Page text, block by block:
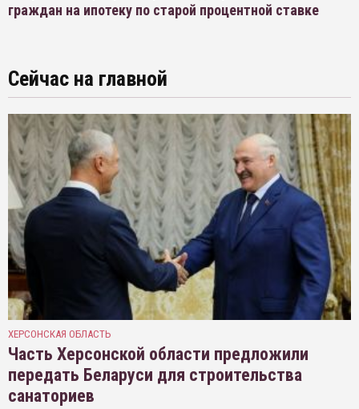
граждан на ипотеку по старой процентной ставке
Сейчас на главной
ХЕРСОНСКАЯ ОБЛАСТЬ
Часть Херсонской области предложили
передать Беларуси для строительства
санаториев